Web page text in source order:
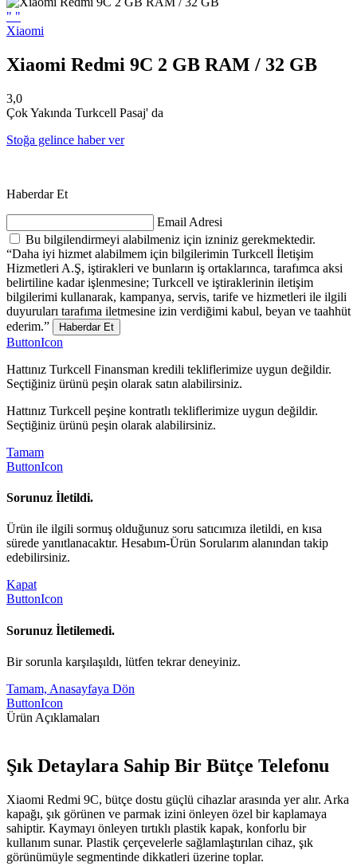
" "
Xiaomi
Xiaomi Redmi 9C 2 GB RAM / 32 GB
3,0
Çok Yakında Turkcell Pasaj' da
Stoğa gelince haber ver
Haberdar Et
Email Adresi
Bu bilgilendirmeyi alabilmeniz için izniniz gerekmektedir.
“Daha iyi hizmet alabilmem için bilgilerimin Turkcell İletişim
Hizmetleri A.Ş, iştirakleri ve bunların iş ortaklarınca, tarafımca aksi
belirtiline kadar işlenmesine; Turkcell ve iştiraklerinin iletişim
bilgilerimi kullanarak, kampanya, servis, tarife ve hizmetleri ile ilgili
duyuruları tarafıma iletmesine izin verdiğimi kabul, beyan ve taahhüt
ederim.”
Haberdar Et
ButtonIcon
Hattınız Turkcell Finansman kredili tekliflerimize uygun değildir.
Seçtiğiniz ürünü peşin olarak satın alabilirsiniz.
Hattınız Turkcell peşine kontratlı tekliflerimize uygun değildir.
Seçtiğiniz ürünü peşin olarak alabilirsiniz.
Tamam
ButtonIcon
Sorunuz İletildi.
Ürün ile ilgili sormuş olduğunuz soru satıcımıza iletildi, en kısa
sürede yanıtlanacaktır. Hesabım-Ürün Sorularım alanından takip
edebilirsiniz.
Kapat
ButtonIcon
Sorunuz İletilemedi.
Bir sorunla karşılaşıldı, lütfen tekrar deneyiniz.
Tamam, Anasayfaya Dön
ButtonIcon
Ürün Açıklamaları
Şık Detaylara Sahip Bir Bütçe Telefonu
Xiaomi Redmi 9C, bütçe dostu güçlü cihazlar arasında yer alır. Arka
kapağı, şık görünen ve parmak izini önleyen özel bir kaplamaya
sahiptir. Kaymayı önleyen tırtıklı plastik kapak, konforlu bir
kullanım sunar. Plastik çerçevelerle sağlamlaştırılan cihaz, şık
görünümüyle segmentinde dikkatleri üzerine toplar.